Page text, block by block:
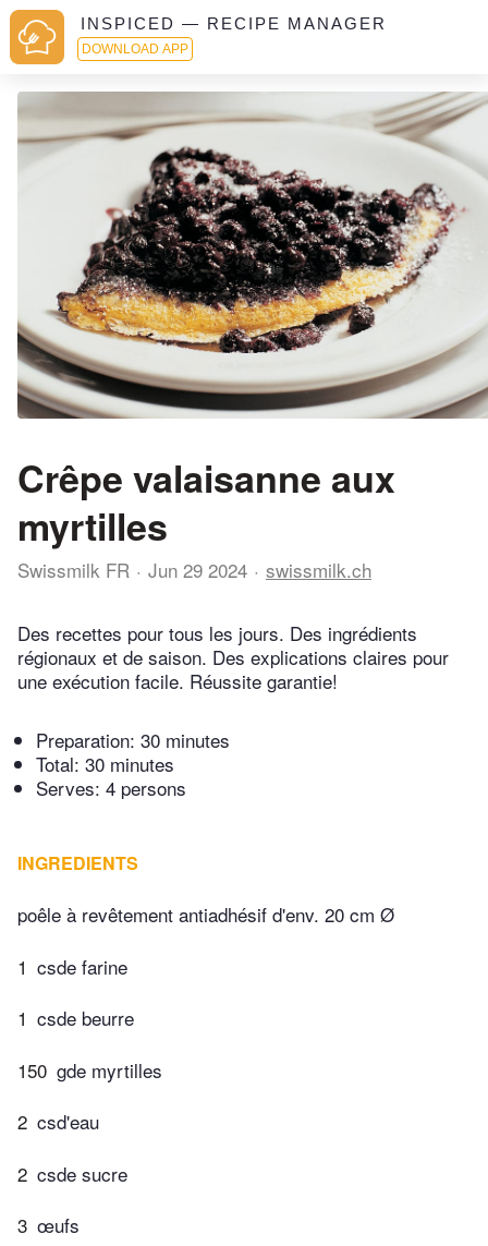
INSPICED — RECIPE MANAGER
DOWNLOAD APP
Crêpe valaisanne aux
myrtilles
Swissmilk FR Jun 29 2024 swissmilk.ch
Des recettes pour tous les jours. Des ingrédients
régionaux et de saison. Des explications claires pour
une exécution facile. Réussite garantie!
Preparation: 30 minutes
Total: 30 minutes
Serves: 4 persons
INGREDIENTS
poêle à revêtement antiadhésif d'env. 20 cm Ø
1 csde farine
1 csde beurre
150 gde myrtilles
2 csd'eau
2 csde sucre
3 œufs